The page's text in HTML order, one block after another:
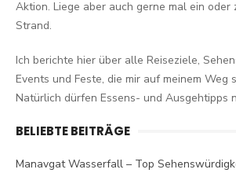
Aktion. Liege aber auch gerne mal ein oder
Strand.
Ich berichte hier über alle Reiseziele,
Events und Feste, die mir auf meinem Weg
Natürlich dürfen Essens- und Ausgehtipps
BELIEBTE BEITRÄGE
Manavgat Wasserfall – Top